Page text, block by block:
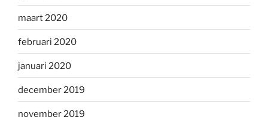
maart 2020
februari 2020
januari 2020
december 2019
november 2019